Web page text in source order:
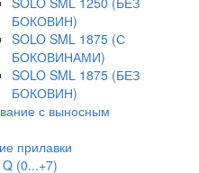
БОКОВИН)
SOLO SML 1875 (С
БОКОВИНАМИ)
SOLO SML 1875 (БЕЗ
БОКОВИН)
с выносным
прилавки
(0...+7)